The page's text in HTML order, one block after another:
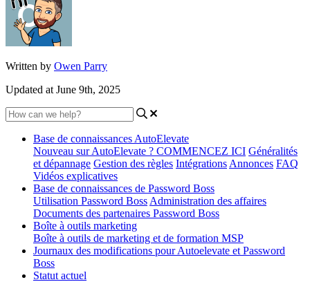
Written by Owen Parry
Updated at June 9th, 2025
Base de connaissances AutoElevate
Nouveau sur AutoElevate ? COMMENCEZ ICI Généralités
et dépannage Gestion des règles Intégrations Annonces FAQ
Vidéos explicatives
Base de connaissances de Password Boss
Utilisation Password Boss Administration des affaires
Documents des partenaires Password Boss
Boîte à outils marketing
Boîte à outils de marketing et de formation MSP
Journaux des modifications pour Autoelevate et Password
Boss
Statut actuel